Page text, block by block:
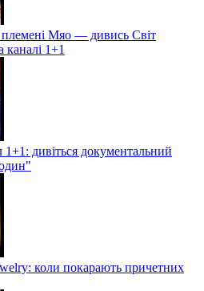
Мяо — дивись Світ
1+1
1+1: дивіться документальний
коли покарають причетних